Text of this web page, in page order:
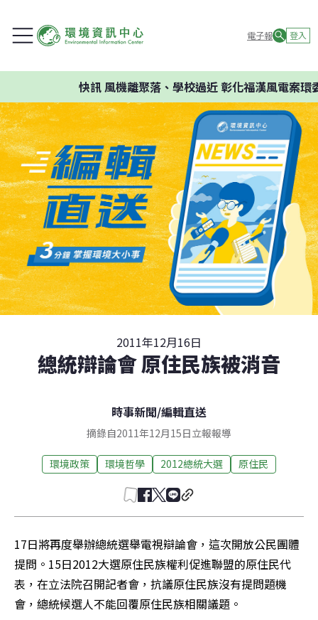
電子報 登入
快訊風機離聚落、學校過近 彰化福漢風電案環委
2011年12月16日
總統辯論會 原住民族被消音
時事新聞/編輯直送
摘錄自2011年12月15日立報報導
環境政策 環境哲學 2012總統大選 原住民
17日將再度舉辦總統選舉電視辯論會，這次開放公民團體
提問。15日2012大選原住民族權利促進聯盟的原住民代
表，在立法院召開記者會，抗議原住民族沒有提問題機
會，總統候選人不能回覆原住民族相關議題。